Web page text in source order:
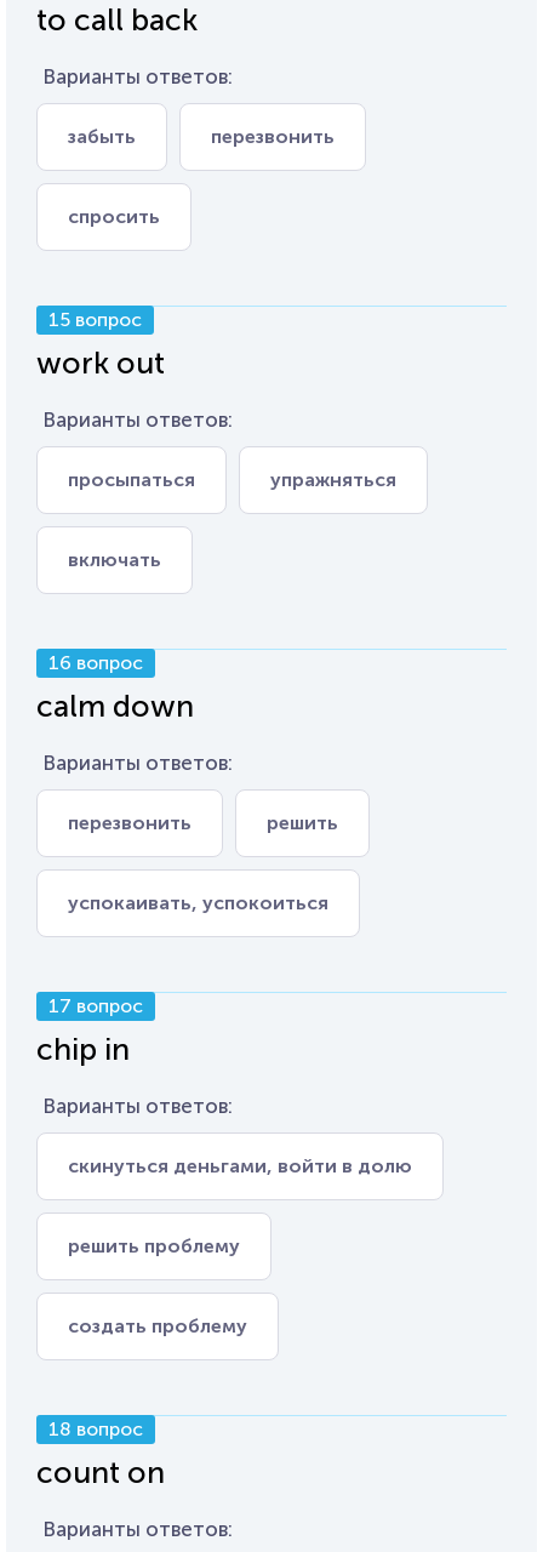
to call back
Варианты ответов:
забыть перезвонить
спросить
15 вопрос
work out
Варианты ответов:
просыпаться упражняться
включать
16 вопрос
calm down
Варианты ответов:
перезвонить решить
успокаивать, успокоиться
17 вопрос
chip in
Варианты ответов:
скинуться деньгами, войти в долю
решить проблему
создать проблему
18 вопрос
count on
Варианты ответов: